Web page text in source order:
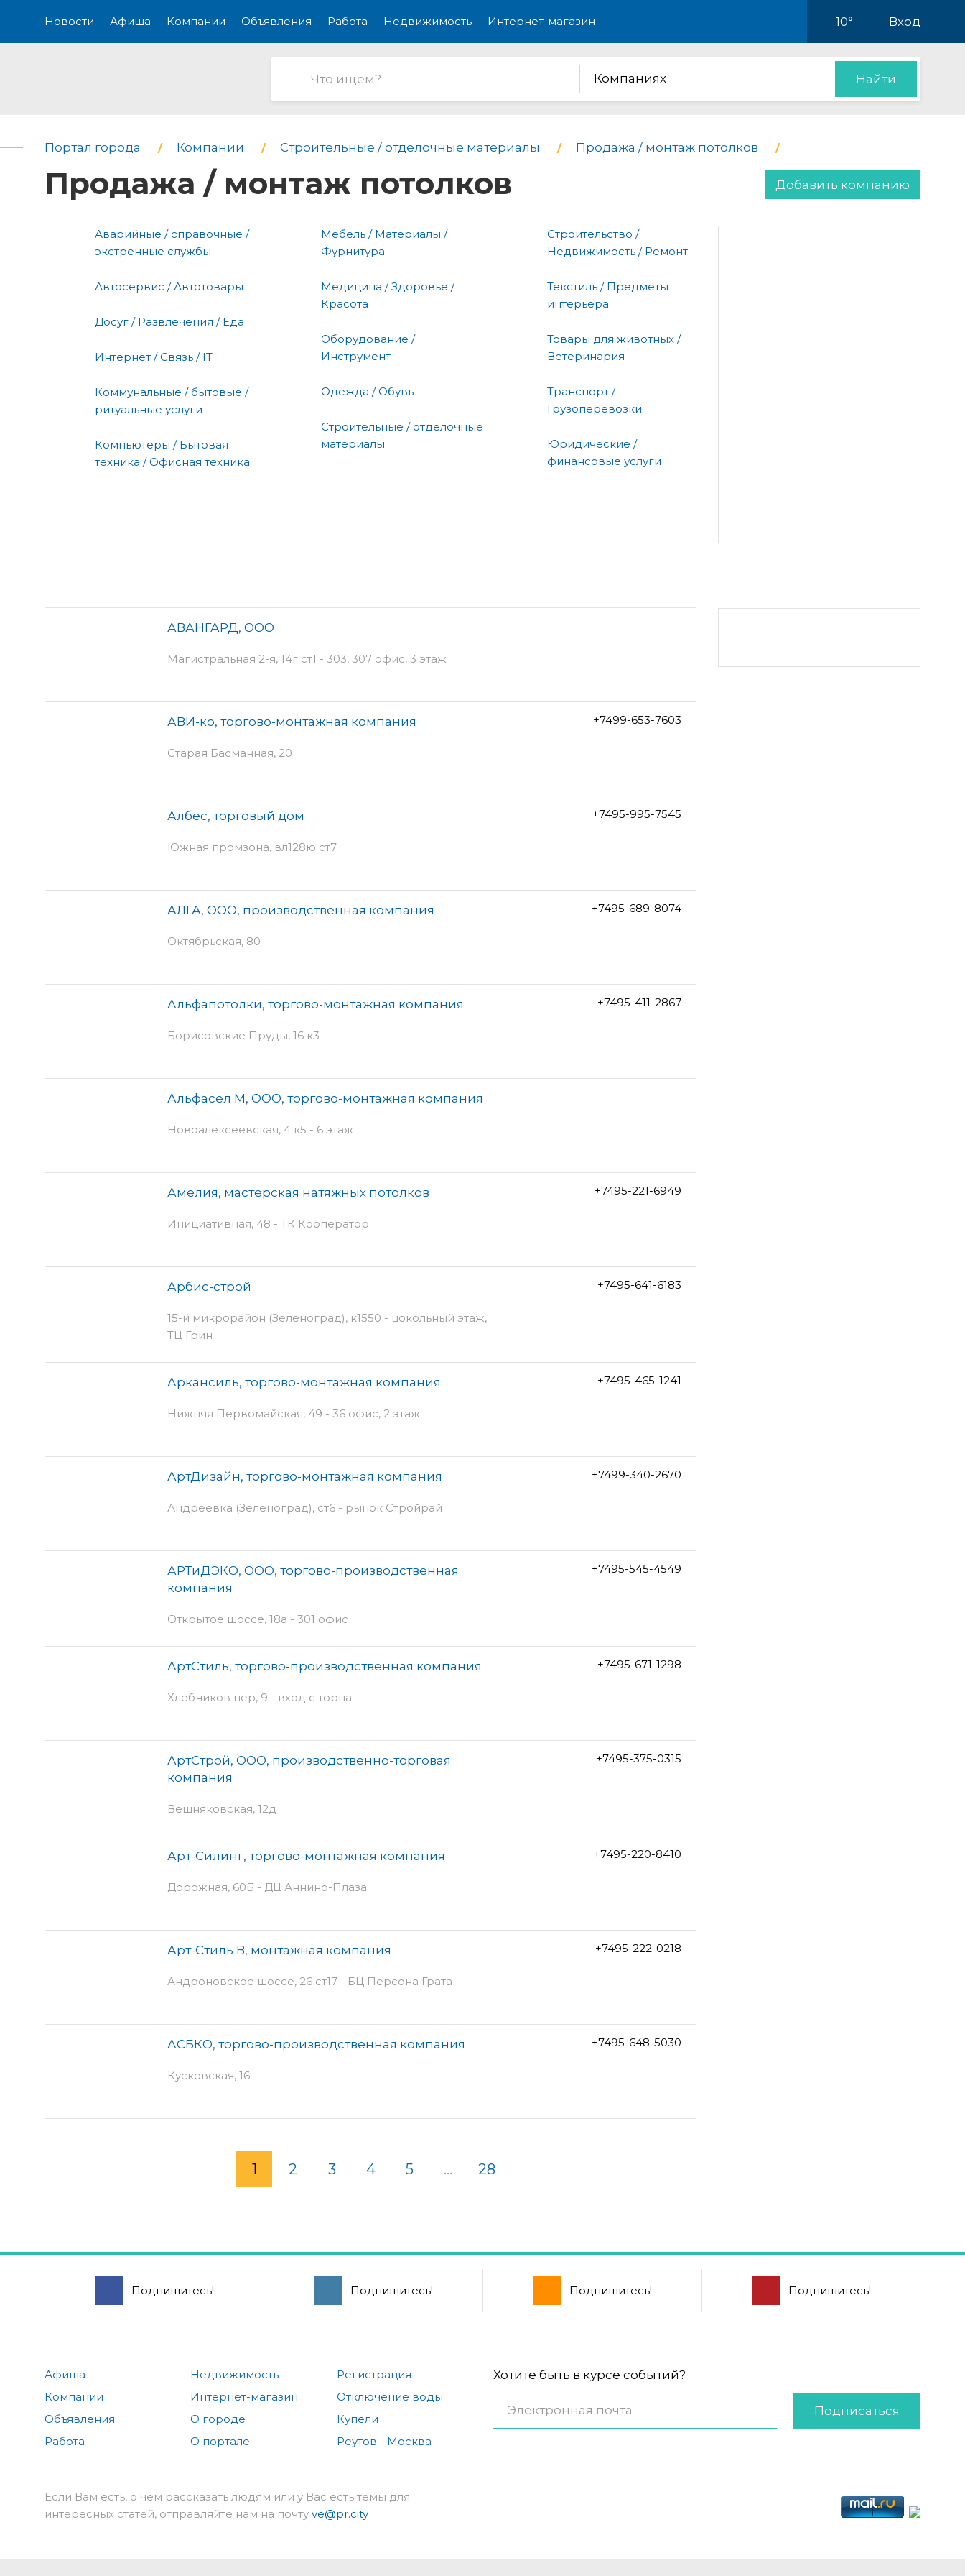
Новости Афиша Компании Объявления Работа Недвижимость Интернет-магазин 10° Вход
Компаниях Найти
Портал города Компании Строительные / отделочные материалы Продажа / монтаж потолков
Продажа / монтаж потолков Добавить компанию
Аварийные / справочные /
экстренные службы
Автосервис / Автотовары
Досуг / Развлечения / Еда
Интернет / Связь / IT
Коммунальные / бытовые /
ритуальные услуги
Компьютеры / Бытовая
техника / Офисная техника
Мебель / Материалы /
Фурнитура
Медицина / Здоровье /
Красота
Оборудование /
Инструмент
Одежда / Обувь
Строительные / отделочные
материалы
Строительство /
Недвижимость / Ремонт
Текстиль / Предметы
интерьера
Товары для животных /
Ветеринария
Транспорт /
Грузоперевозки
Юридические /
финансовые услуги
АВАНГАРД, ООО
Магистральная 2-я, 14г ст1 - 303, 307 офис, 3 этаж
АВИ-ко, торгово-монтажная компания
Старая Басманная, 20
+7499-653-7603
Албес, торговый дом
Южная промзона, вл128ю ст7
+7495-995-7545
АЛГА, ООО, производственная компания
Октябрьская, 80
+7495-689-8074
Альфапотолки, торгово-монтажная компания
Борисовские Пруды, 16 к3
+7495-411-2867
Альфасел М, ООО, торгово-монтажная компания
Новоалексеевская, 4 к5 - 6 этаж
Амелия, мастерская натяжных потолков
Инициативная, 48 - ТК Кооператор
+7495-221-6949
Арбис-строй
15-й микрорайон (Зеленоград), к1550 - цокольный этаж,
ТЦ Грин
+7495-641-6183
Аркансиль, торгово-монтажная компания
Нижняя Первомайская, 49 - 36 офис, 2 этаж
+7495-465-1241
АртДизайн, торгово-монтажная компания
Андреевка (Зеленоград), ст6 - рынок Стройрай
+7499-340-2670
АРТиДЭКО, ООО, торгово-производственная
компания
Открытое шоссе, 18а - 301 офис
+7495-545-4549
АртСтиль, торгово-производственная компания
Хлебников пер, 9 - вход с торца
+7495-671-1298
АртСтрой, ООО, производственно-торговая
компания
Вешняковская, 12д
+7495-375-0315
Арт-Силинг, торгово-монтажная компания
Дорожная, 60Б - ДЦ Аннино-Плаза
+7495-220-8410
Арт-Стиль В, монтажная компания
Андроновское шоссе, 26 ст17 - БЦ Персона Грата
+7495-222-0218
АСБКО, торгово-производственная компания
Кусковская, 16
+7495-648-5030
1 2 3 4 5 ... 28
Подпишитесь! Подпишитесь! Подпишитесь! Подпишитесь!
Афиша
Компании
Объявления
Работа
Недвижимость
Интернет-магазин
О городе
О портале
Регистрация
Отключение воды
Купели
Реутов - Москва
Хотите быть в курсе событий?
Подписаться
Если Вам есть, о чем рассказать людям или у Вас есть темы для
интересных статей, отправляйте нам на почту ve@pr.city